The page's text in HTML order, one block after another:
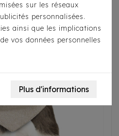
sur les réseaux
personnalisées.
ainsi que les implications
vos données personnelles